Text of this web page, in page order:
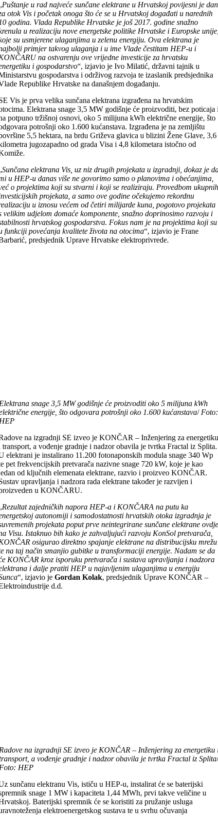
Puštanje u rad najveće sunčane elektrane u Hrvatskoj povijesni je dan
otok Vis i početak onoga što će se u Hrvatskoj događati u narednih
godina. Vlada Republike Hrvatske je još 2017. godine snažno
u realizaciju nove energetske politike Hrvatske i Europske
su usmjerene ulaganjima u zelenu energiju. Ova elektrana je
primjer takvog ulaganja i u ime Vlade čestitam HEP-u i
na ostvarenju ove vrijedne investicije za hrvatsku
i gospodarstvo“, izjavio je Ivo Milatić, državni tajnik u
gospodarstva i održivog razvoja te izaslanik predsjednika
Republike Hrvatske na današnjem događanju.
Vis je prva velika sunčana elektrana izgrađena na hrvatskim
Elektrana snage 3,5 MW godišnje će proizvoditi, bez poticaja
potpuno tržišnoj osnovi, oko 5 milijuna kWh električne energije, što
potrošnji oko 1.600 kućanstava. Izgrađena je na zemljištu
5,5 hektara, na brdu Griževa glavica u blizini Žene Glave, 3,6
jugozapadno od grada Visa i 4,8 kilometara istočno od
Sunčana elektrana Vis, uz niz drugih projekata u izgradnji, dokaz je
u HEP-u danas više ne govorimo samo o planovima i obećanjima,
o projektima koji su stvarni i koji se realiziraju. Provedbom
projekata, a samo ove godine očekujemo rekordnu
u iznosu većem od četiri milijarde kuna, pogotovo projekata
velikim udjelom domaće komponente, snažno doprinosimo razvoju i
hrvatskog gospodarstva. Fokus nam je na projektima koji su
funkciji povećanja kvalitete života na otocima“, izjavio je Frane
predsjednik Uprave Hrvatske elektroprivrede.
snage 3,5 MW godišnje će proizvoditi oko 5 milijuna kWh
energije, što odgovara potrošnji oko 1.600 kućanstava/ Foto:
na izgradnji SE izveo je KONČAR – Inženjering za
transport, a vođenje gradnje i nadzor obavila je tvrtka Fractal iz Splita.
elektrani je instalirano 11.200 fotonaponskih modula snage 340 Wp
pet frekvencijskih pretvarača nazivne snage 720 kW, koje je kao
od ključnih elemenata elektrane, razvio i proizveo KONČAR.
upravljanja i nadzora rada elektrane također je razvijen i
u KONČARU.
Rezultat zajedničkih napora HEP-a i KONČARA na putu ka
autonomiji i samodostatnosti hrvatskih otoka izgradnja je
projekata poput prve neintegrirane sunčane elektrane
Visu. Istaknuo bih kako je zahvaljujući razvoju KonSol pretvarača,
osigurao direktno spajanje elektrane na distribucijsku mrežu
na taj način smanjio gubitke u transformaciji energije. Nadam se da
KONČAR kroz isporuku pretvarača i sustava upravljanja i nadzora
i dalje pratiti HEP u najavljenim ulaganjima u energiju
“, izjavio jeGordan Kolak, predsjednik Uprave KONČAR –
d.d.
na izgradnji SE izveo je KONČAR – Inženjering za energetiku
a vođenje gradnje i nadzor obavila je tvrtka Fractal iz Splita/
HEP
sunčanu elektranu Vis, ističu u HEP-u, instalirat će se baterijski
snage 1 MW i kapaciteta 1,44 MWh, prvi takve veličine u
Baterijski spremnik će se koristiti za pružanje usluga
elektroenergetskog sustava te u svrhu očuvanja